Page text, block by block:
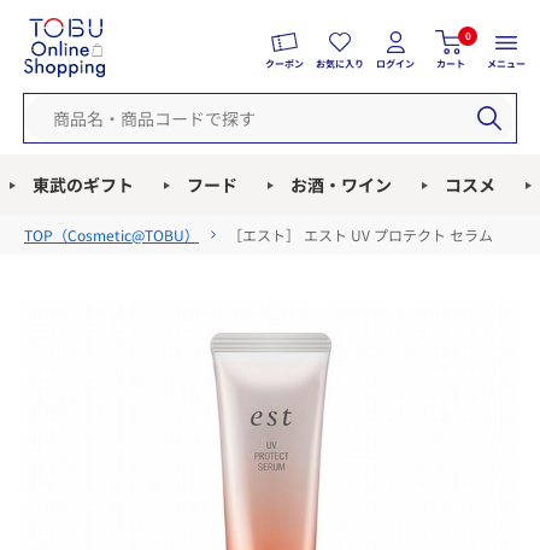
クーポン お気に入り ログイン
0
カート メニュー
東武のギフト フード お酒・ワイン コスメ
TOP（Cosmetic@TOBU） ［エスト］ エスト UV プロテクト セラム